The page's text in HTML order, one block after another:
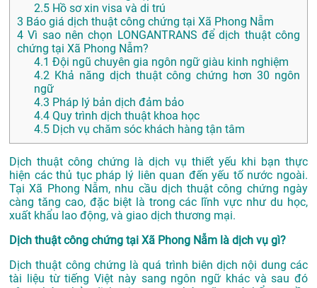
2.5 Hồ sơ xin visa và di trú
3 Báo giá dịch thuật công chứng tại Xã Phong Nẫm
4 Vì sao nên chọn LONGANTRANS để dịch thuật công
chứng tại Xã Phong Nẫm?
4.1 Đội ngũ chuyên gia ngôn ngữ giàu kinh nghiệm
4.2 Khả năng dịch thuật công chứng hơn 30 ngôn
ngữ
4.3 Pháp lý bản dịch đảm bảo
4.4 Quy trình dịch thuật khoa học
4.5 Dịch vụ chăm sóc khách hàng tận tâm
Dịch thuật công chứng là dịch vụ thiết yếu khi bạn thực
hiện các thủ tục pháp lý liên quan đến yếu tố nước ngoài.
Tại Xã Phong Nẫm, nhu cầu dịch thuật công chứng ngày
càng tăng cao, đặc biệt là trong các lĩnh vực như du học,
xuất khẩu lao động, và giao dịch thương mại.
Dịch thuật công chứng tại Xã Phong Nẫm là dịch vụ gì?
Dịch thuật công chứng là quá trình biên dịch nội dung các
tài liệu từ tiếng Việt này sang ngôn ngữ khác và sau đó